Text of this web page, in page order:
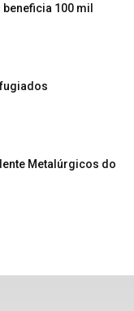
100 mil
Metalúrgicos do